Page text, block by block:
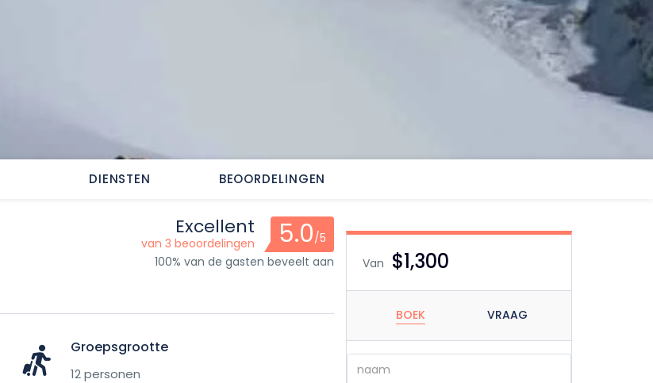
DIENSTEN BEOORDELINGEN
Excellent
van 3 beoordelingen 5.0/5
100% van de gasten beveelt aan
Groepsgrootte
12 personen
Van $1,300
BOEK VRAAG